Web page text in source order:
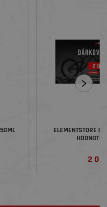
ELEMENTSTORE
2